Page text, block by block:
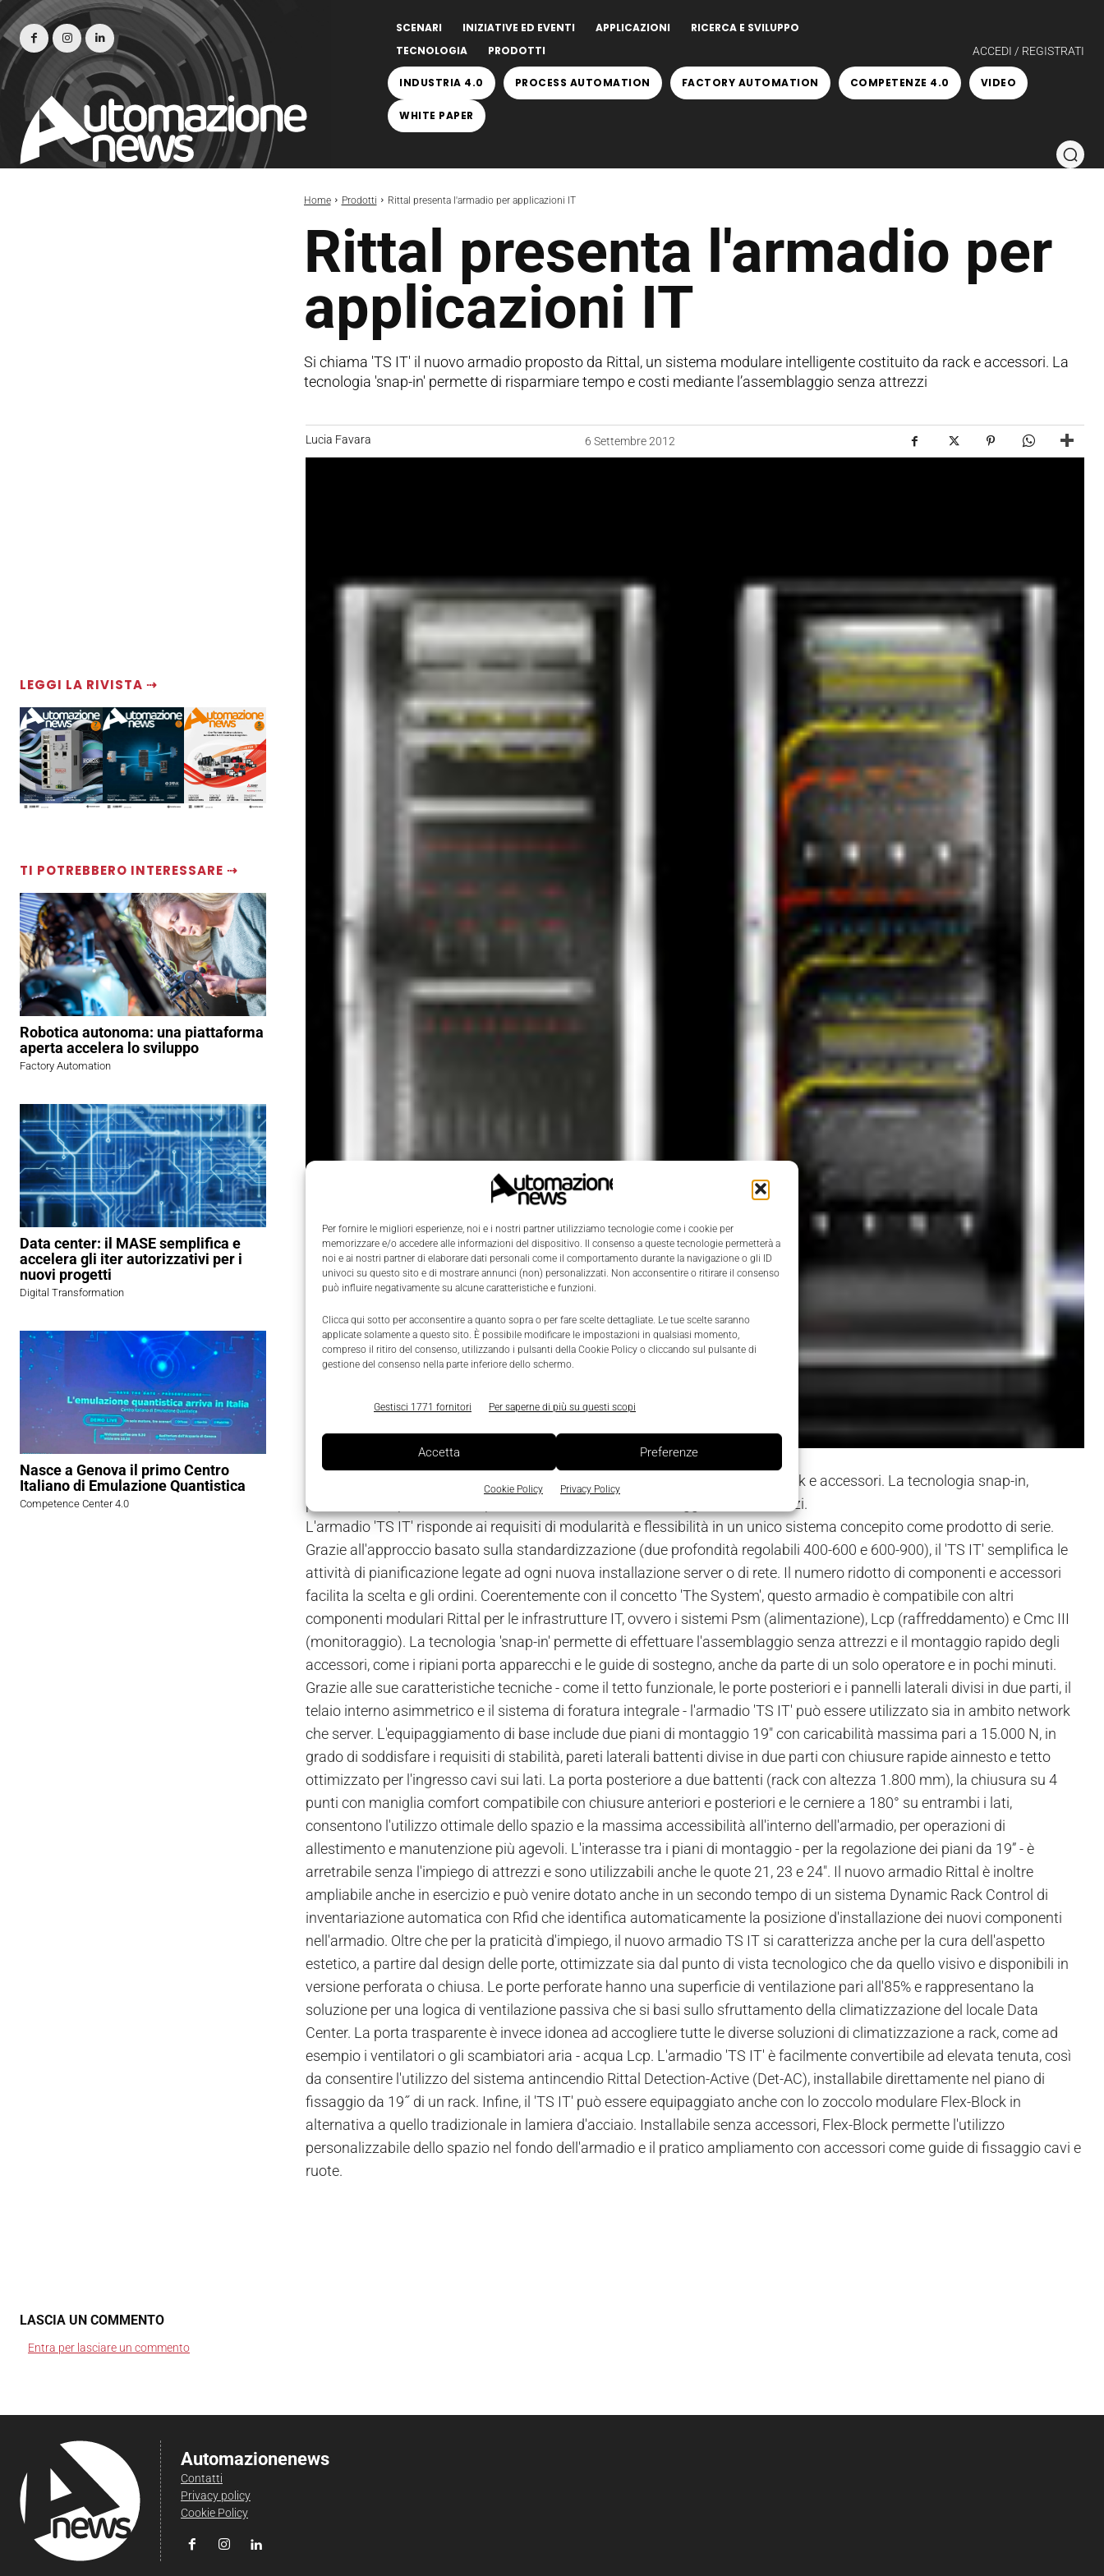
Per fornire le migliori esperienze, noi e i nostri partner utilizziamo tecnologie come i cookie per
memorizzare e/o accedere alle informazioni del dispositivo. Il consenso a queste tecnologie permetterà a
noi e ai nostri partner di elaborare dati personali come il comportamento durante la navigazione o gli ID
univoci su questo sito e di mostrare annunci (non) personalizzati. Non acconsentire o ritirare il consenso
può influire negativamente su alcune caratteristiche e funzioni.
Clicca qui sotto per acconsentire a quanto sopra o per fare scelte dettagliate. Le tue scelte saranno
applicate solamente a questo sito. È possibile modificare le impostazioni in qualsiasi momento,
compreso il ritiro del consenso, utilizzando i pulsanti della Cookie Policy o cliccando sul pulsante di
gestione del consenso nella parte inferiore dello schermo.
Gestisci 1771 fornitori Per saperne di più su questi scopi
Accetta Preferenze
Cookie Policy Privacy Policy
SCENARI INIZIATIVE ED EVENTI APPLICAZIONI
RICERCA E SVILUPPO
TECNOLOGIA
PRODOTTI ACCEDI / REGISTRATI
INDUSTRIA 4.0 PROCESS AUTOMATION FACTORY AUTOMATION COMPETENZE 4.0 VIDEO
WHITE PAPER
Home Prodotti Rittal presenta l'armadio per applicazioni IT
Rittal presenta l'armadio per
applicazioni IT
Si chiama 'TS IT' il nuovo armadio proposto da Rittal, un sistema modulare intelligente costituito da rack e accessori. La
tecnologia 'snap-in' permette di risparmiare tempo e costi mediante l’assemblaggio senza attrezzi
LEGGI LA RIVISTA ⇢
TI POTREBBERO INTERESSARE ⇢
Robotica autonoma: una piattaforma
aperta accelera lo sviluppo
Factory Automation
Data center: il MASE semplifica e
accelera gli iter autorizzativi per i
nuovi progetti
Digital Transformation
Nasce a Genova il primo Centro
Italiano di Emulazione Quantistica
Competence Center 4.0
Lucia Favara 6 Settembre 2012
L'armadio 'TS IT' di Rittal è un sistema modulare intelligente, costituito da rack e accessori. La tecnologia snap-in,
permette di risparmiare tempo e costi mediante l'assemblaggio senza attrezzi.
L'armadio 'TS IT' risponde ai requisiti di modularità e flessibilità in un unico sistema concepito come prodotto di serie.
Grazie all'approccio basato sulla standardizzazione (due profondità regolabili 400-600 e 600-900), il 'TS IT' semplifica le
attività di pianificazione legate ad ogni nuova installazione server o di rete. Il numero ridotto di componenti e accessori
facilita la scelta e gli ordini. Coerentemente con il concetto 'The System', questo armadio è compatibile con altri
componenti modulari Rittal per le infrastrutture IT, ovvero i sistemi Psm (alimentazione), Lcp (raffreddamento) e Cmc III
(monitoraggio). La tecnologia 'snap-in' permette di effettuare l'assemblaggio senza attrezzi e il montaggio rapido degli
accessori, come i ripiani porta apparecchi e le guide di sostegno, anche da parte di un solo operatore e in pochi minuti.
Grazie alle sue caratteristiche tecniche - come il tetto funzionale, le porte posteriori e i pannelli laterali divisi in due parti, il
telaio interno asimmetrico e il sistema di foratura integrale - l'armadio 'TS IT' può essere utilizzato sia in ambito network
che server. L'equipaggiamento di base include due piani di montaggio 19" con caricabilità massima pari a 15.000 N, in
grado di soddisfare i requisiti di stabilità, pareti laterali battenti divise in due parti con chiusure rapide ainnesto e tetto
ottimizzato per l'ingresso cavi sui lati. La porta posteriore a due battenti (rack con altezza 1.800 mm), la chiusura su 4
punti con maniglia comfort compatibile con chiusure anteriori e posteriori e le cerniere a 180° su entrambi i lati,
consentono l'utilizzo ottimale dello spazio e la massima accessibilità all'interno dell'armadio, per operazioni di
allestimento e manutenzione più agevoli. L'interasse tra i piani di montaggio - per la regolazione dei piani da 19” - è
arretrabile senza l'impiego di attrezzi e sono utilizzabili anche le quote 21, 23 e 24". Il nuovo armadio Rittal è inoltre
ampliabile anche in esercizio e può venire dotato anche in un secondo tempo di un sistema Dynamic Rack Control di
inventariazione automatica con Rfid che identifica automaticamente la posizione d'installazione dei nuovi componenti
nell'armadio. Oltre che per la praticità d'impiego, il nuovo armadio TS IT si caratterizza anche per la cura dell'aspetto
estetico, a partire dal design delle porte, ottimizzate sia dal punto di vista tecnologico che da quello visivo e disponibili in
versione perforata o chiusa. Le porte perforate hanno una superficie di ventilazione pari all'85% e rappresentano la
soluzione per una logica di ventilazione passiva che si basi sullo sfruttamento della climatizzazione del locale Data
Center. La porta trasparente è invece idonea ad accogliere tutte le diverse soluzioni di climatizzazione a rack, come ad
esempio i ventilatori o gli scambiatori aria - acqua Lcp. L'armadio 'TS IT' è facilmente convertibile ad elevata tenuta, così
da consentire l'utilizzo del sistema antincendio Rittal Detection-Active (Det-AC), installabile direttamente nel piano di
fissaggio da 19˝ di un rack. Infine, il 'TS IT' può essere equipaggiato anche con lo zoccolo modulare Flex-Block in
alternativa a quello tradizionale in lamiera d'acciaio. Installabile senza accessori, Flex-Block permette l'utilizzo
personalizzabile dello spazio nel fondo dell'armadio e il pratico ampliamento con accessori come guide di fissaggio cavi e
ruote.
LASCIA UN COMMENTO
Entra per lasciare un commento
Automazionenews
Contatti
Privacy policy
Cookie Policy